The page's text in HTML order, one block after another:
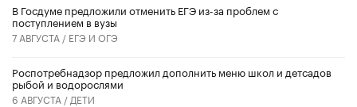
В Госдуме предложили отменить ЕГЭ из-за проблем с
поступлением в вузы
7 АВГУСТА / ЕГЭ И ОГЭ
Роспотребнадзор предложил дополнить меню школ и детсадов
рыбой и водорослями
6 АВГУСТА / ДЕТИ